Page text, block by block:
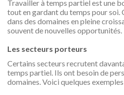
Travailler à temps partiel est une
tout en gardant du temps pour soi.
dans des domaines en pleine
souvent de nouvelles opportunités.
Les secteurs porteurs
Certains secteurs recrutent
temps partiel. Ils ont besoin de
domaines. Voici quelques exemples